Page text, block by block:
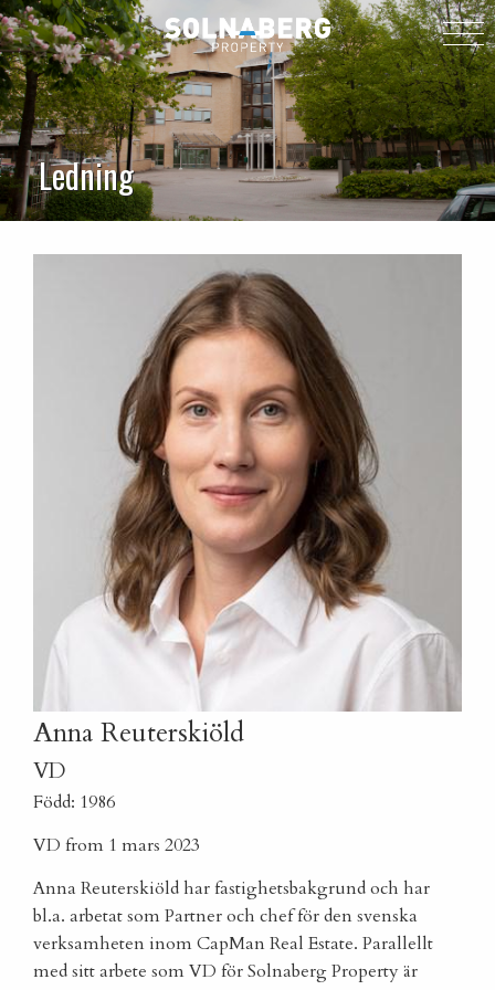
Ledning
Anna Reuterskiöld
VD
Född: 1986
VD from 1 mars 2023
Anna Reuterskiöld har fastighetsbakgrund och har
bl.a. arbetat som Partner och chef för den svenska
verksamheten inom CapMan Real Estate. Parallellt
med sitt arbete som VD för Solnaberg Property är